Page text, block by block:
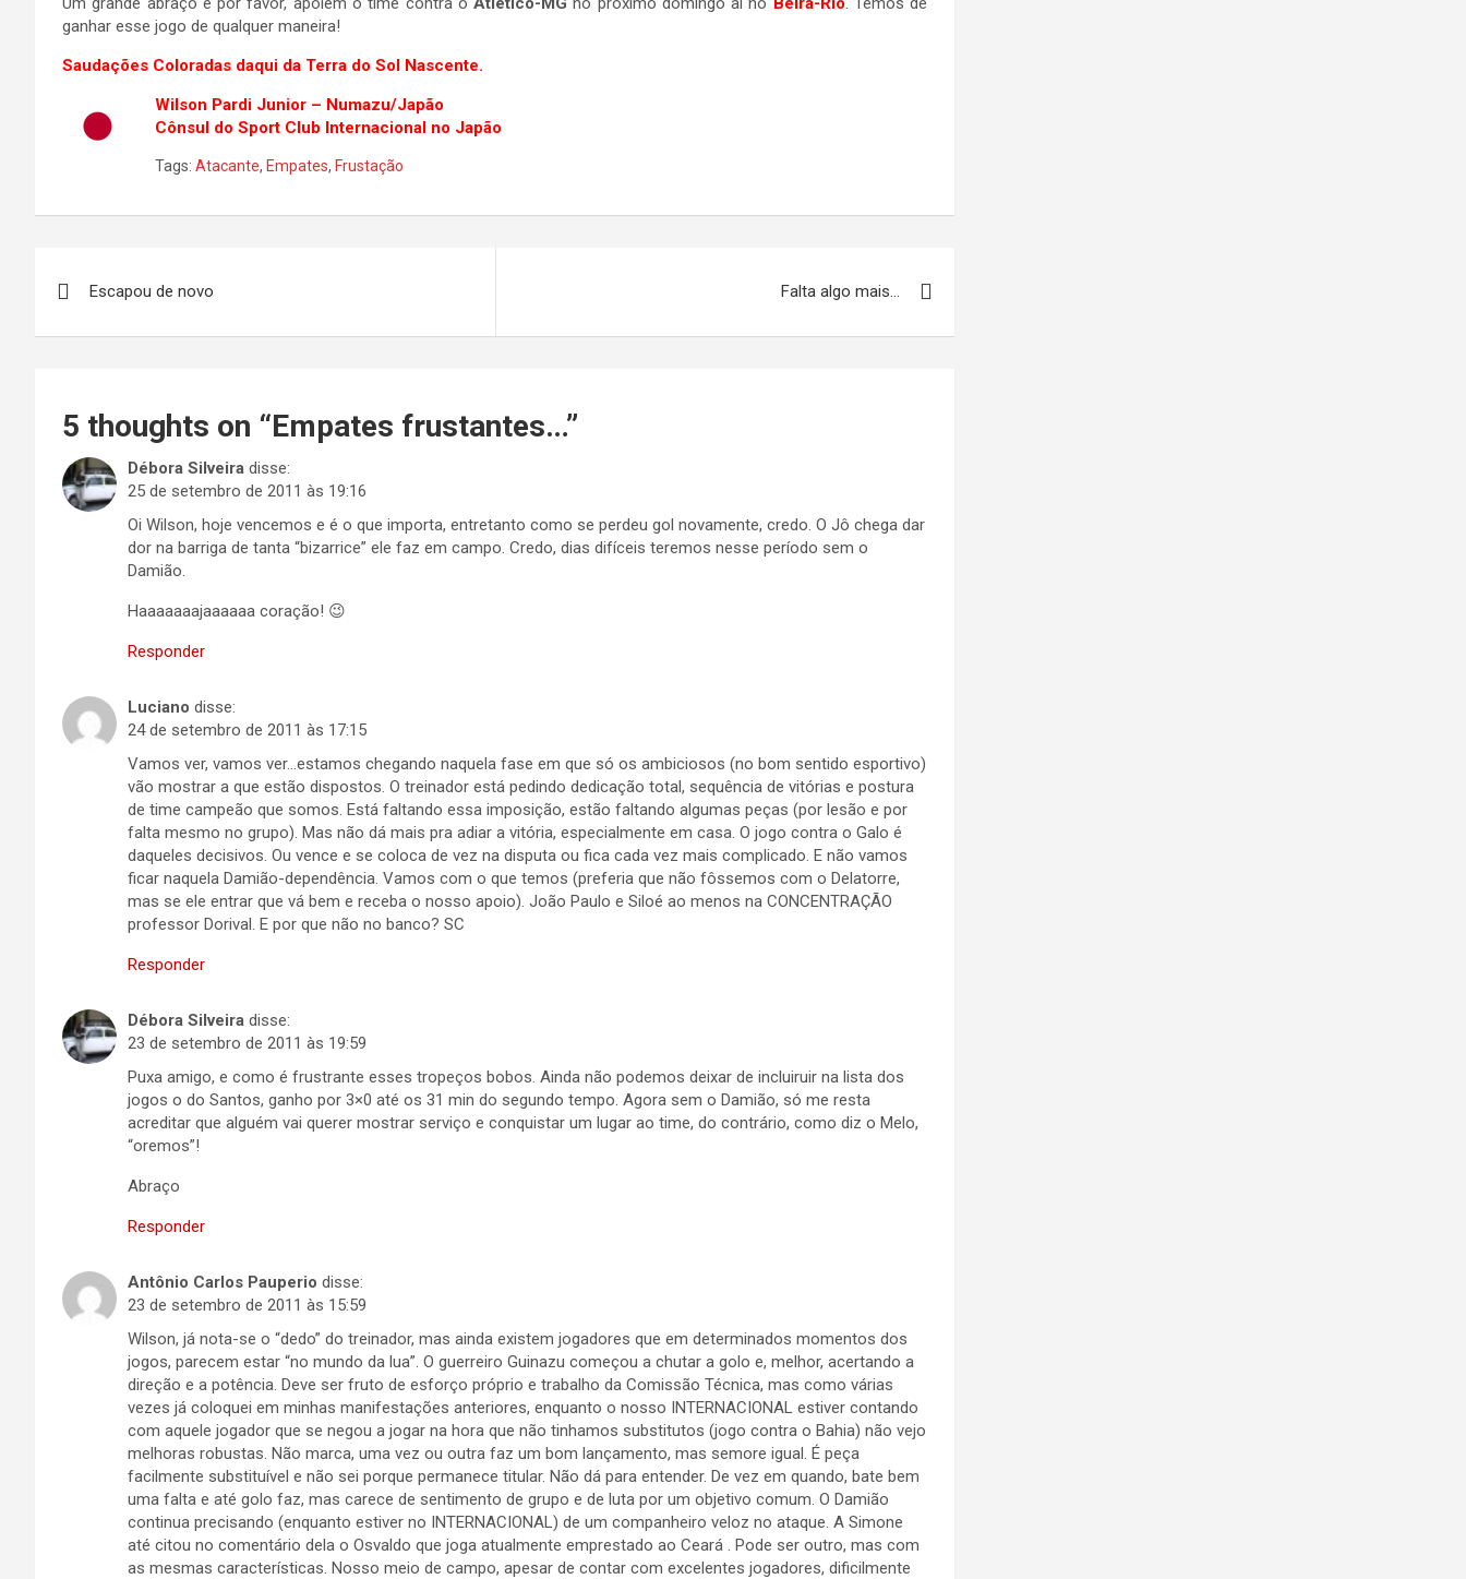
ganhar esse jogo de qualquer maneira!
Saudações Coloradas daqui da Terra do Sol Nascente.
Wilson Pardi Junior – Numazu/Japão
Cônsul do Sport Club Internacional no Japão
Tags: Atacante, Empates, Frustação
de
Escapou de novo Falta algo mais…
5 thoughts on “Empates frustantes…”
Débora Silveira disse:
25 de setembro de 2011 às 19:16
Oi Wilson, hoje vencemos e é o que importa, entretanto como se perdeu gol novamente, credo. O Jô chega dar
dor na barriga de tanta “bizarrice” ele faz em campo. Credo, dias difíceis teremos nesse período sem o
Damião.
Haaaaaaajaaaaaa coração! 😉
Responder
Luciano disse:
24 de setembro de 2011 às 17:15
Vamos ver, vamos ver…estamos chegando naquela fase em que só os ambiciosos (no bom sentido esportivo)
vão mostrar a que estão dispostos. O treinador está pedindo dedicação total, sequência de vitórias e postura
de time campeão que somos. Está faltando essa imposição, estão faltando algumas peças (por lesão e por
falta mesmo no grupo). Mas não dá mais pra adiar a vitória, especialmente em casa. O jogo contra o Galo é
daqueles decisivos. Ou vence e se coloca de vez na disputa ou fica cada vez mais complicado. E não vamos
ficar naquela Damião-dependência. Vamos com o que temos (preferia que não fôssemos com o Delatorre,
mas se ele entrar que vá bem e receba o nosso apoio). João Paulo e Siloé ao menos na CONCENTRAÇÃO
professor Dorival. E por que não no banco? SC
Responder
Débora Silveira disse:
23 de setembro de 2011 às 19:59
Puxa amigo, e como é frustrante esses tropeços bobos. Ainda não podemos deixar de incluiruir na lista dos
jogos o do Santos, ganho por 3×0 até os 31 min do segundo tempo. Agora sem o Damião, só me resta
acreditar que alguém vai querer mostrar serviço e conquistar um lugar ao time, do contrário, como diz o Melo,
“oremos”!
Abraço
Responder
Antônio Carlos Pauperio disse:
23 de setembro de 2011 às 15:59
Wilson, já nota-se o “dedo” do treinador, mas ainda existem jogadores que em determinados momentos dos
jogos, parecem estar “no mundo da lua”. O guerreiro Guinazu começou a chutar a golo e, melhor, acertando a
direção e a potência. Deve ser fruto de esforço próprio e trabalho da Comissão Técnica, mas como várias
vezes já coloquei em minhas manifestações anteriores, enquanto o nosso INTERNACIONAL estiver contando
com aquele jogador que se negou a jogar na hora que não tinhamos substitutos (jogo contra o Bahia) não vejo
melhoras robustas. Não marca, uma vez ou outra faz um bom lançamento, mas semore igual. É peça
facilmente substituível e não sei porque permanece titular. Não dá para entender. De vez em quando, bate bem
uma falta e até golo faz, mas carece de sentimento de grupo e de luta por um objetivo comum. O Damião
continua precisando (enquanto estiver no INTERNACIONAL) de um companheiro veloz no ataque. A Simone
até citou no comentário dela o Osvaldo que joga atualmente emprestado ao Ceará . Pode ser outro, mas com
as mesmas características. Nosso meio de campo, apesar de contar com excelentes jogadores, dificilmente